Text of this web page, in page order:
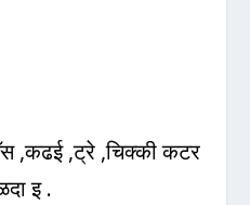
,कढई ,ट्रे ,चिक्की कटर
इ .